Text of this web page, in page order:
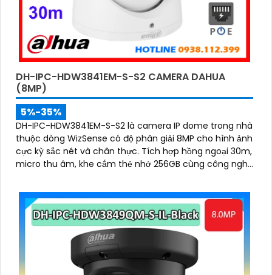
DH-IPC-HDW3841EM-S-S2 CAMERA DAHUA
(8MP)
5%-35%
DH-IPC-HDW3841EM-S-S2 là camera IP dome trong nhà
thuộc dòng WizSense có độ phân giải 8MP cho hình ảnh
cực kỳ sắc nét và chân thực. Tích hợp hồng ngoại 30m,
micro thu âm, khe cắm thẻ nhớ 256GB cùng công nghệ
và sử dụng